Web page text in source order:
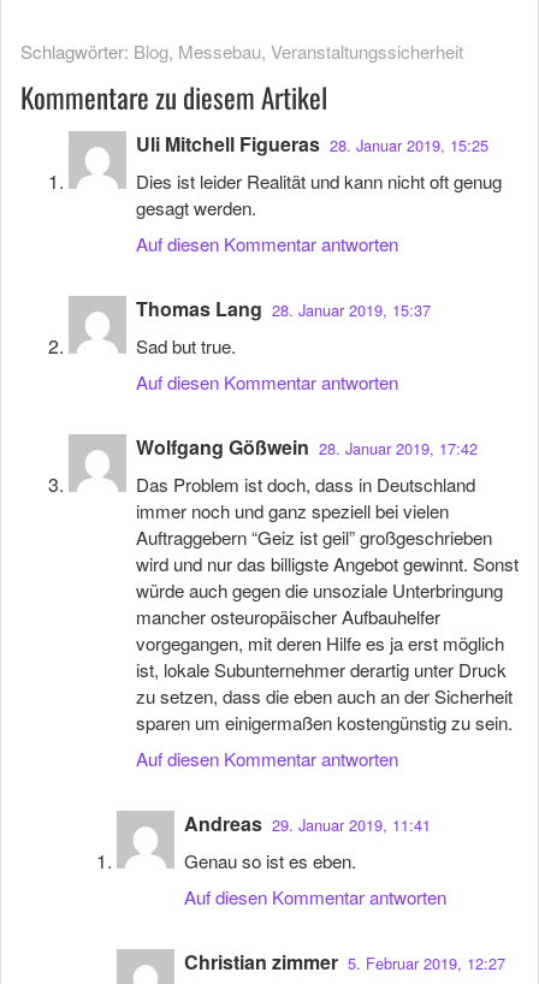
Schlagwörter: Blog, Messebau, Veranstaltungssicherheit
Kommentare zu diesem Artikel
Uli Mitchell Figueras 28. Januar 2019, 15:25
Dies ist leider Realität und kann nicht oft genug
gesagt werden.
Auf diesen Kommentar antworten
Thomas Lang 28. Januar 2019, 15:37
Sad but true.
Auf diesen Kommentar antworten
Wolfgang Gößwein 28. Januar 2019, 17:42
Das Problem ist doch, dass in Deutschland
immer noch und ganz speziell bei vielen
Auftraggebern “Geiz ist geil” großgeschrieben
wird und nur das billigste Angebot gewinnt. Sonst
würde auch gegen die unsoziale Unterbringung
mancher osteuropäischer Aufbauhelfer
vorgegangen, mit deren Hilfe es ja erst möglich
ist, lokale Subunternehmer derartig unter Druck
zu setzen, dass die eben auch an der Sicherheit
sparen um einigermaßen kostengünstig zu sein.
Auf diesen Kommentar antworten
Andreas 29. Januar 2019, 11:41
Genau so ist es eben.
Auf diesen Kommentar antworten
Christian zimmer 5. Februar 2019, 12:27